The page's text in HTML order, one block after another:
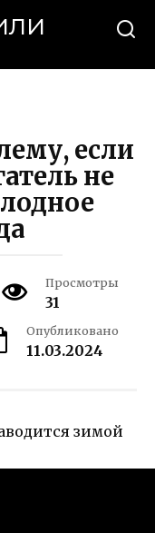
если
не
Просмотры
31
Опубликовано
11.03.2024